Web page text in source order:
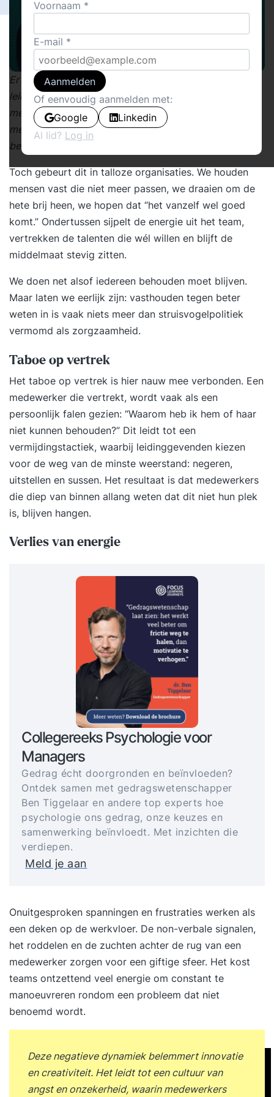
Er is één ongemakkelijke waarheid waar veel
leidinggevenden liever omheen lopen: als je een
medewerker niet aanspreekt, ben jíj
medeverantwoordelijk voor het probleem dat blijft
bestaan.
Toch gebeurt dit in talloze organisaties. We houden
mensen vast die niet meer passen, we draaien om de
hete brij heen, we hopen dat “het vanzelf wel goed
komt.” Ondertussen sijpelt de energie uit het team,
vertrekken de talenten die wél willen en blijft de
middelmaat stevig zitten.
We doen net alsof iedereen behouden moet blijven.
Maar laten we eerlijk zijn: vasthouden tegen beter
weten in is vaak niets meer dan struisvogelpolitiek
vermomd als zorgzaamheid.
Taboe op vertrek
Het taboe op vertrek is hier nauw mee verbonden. Een
medewerker die vertrekt, wordt vaak als een
persoonlijk falen gezien: “Waarom heb ik hem of haar
niet kunnen behouden?” Dit leidt tot een
vermijdingstactiek, waarbij leidinggevenden kiezen
voor de weg van de minste weerstand: negeren,
uitstellen en sussen. Het resultaat is dat medewerkers
die diep van binnen allang weten dat dit niet hun plek
is, blijven hangen.
Verlies van energie
Collegereeks Psychologie voor
Managers
Gedrag écht doorgronden en beïnvloeden?
Ontdek samen met gedragswetenschapper
Ben Tiggelaar en andere top experts hoe
psychologie ons gedrag, onze keuzes en
samenwerking beïnvloedt. Met inzichten die
verdiepen.
Meld je aan
Onuitgesproken spanningen en frustraties werken als
een deken op de werkvloer. De non-verbale signalen,
het roddelen en de zuchten achter de rug van een
medewerker zorgen voor een giftige sfeer. Het kost
teams ontzettend veel energie om constant te
manoeuvreren rondom een probleem dat niet
benoemd wordt.
Deze negatieve dynamiek belemmert innovatie
en creativiteit. Het leidt tot een cultuur van
angst en onzekerheid, waarin medewerkers
Voornaam
E-mail
Aanmelden
Of eenvoudig aanmelden met:
Google
Linkedin
Al lid? Log in